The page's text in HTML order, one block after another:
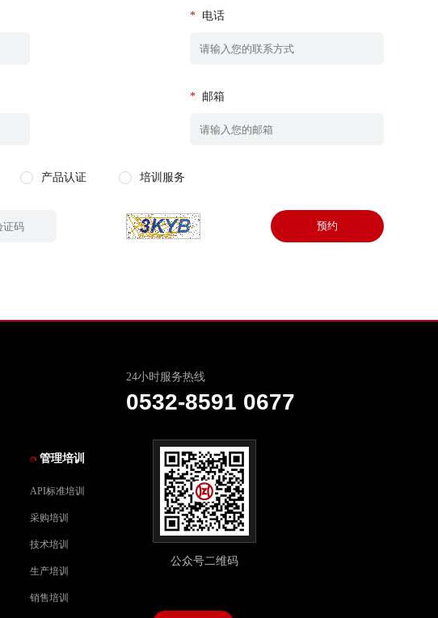
* 电话
* 邮箱
产品认证 培训服务
预约
24小时服务热线
0532-8591 0677
管理培训
API标准培训
采购培训
技术培训
生产培训
销售培训
公众号二维码